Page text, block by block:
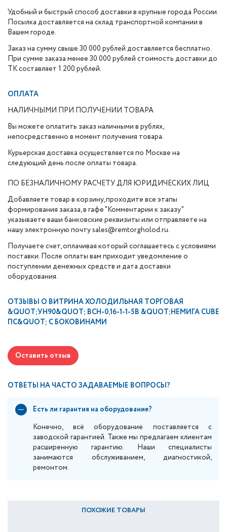
Удобный и быстрый способ доставки в крупные города России.
Посылка доставляется на склад транспортной компании в
Вашем городе.
Заказ на сумму свыше 30 000 рублей доставляется бесплатно.
При сумме заказа менее 30 000 рублей стоимость доставки до
ТК составляет 1 200 рублей.
ОПЛАТА
НАЛИЧНЫМИ ПРИ ПОЛУЧЕНИИ ТОВАРА
Вы можете оплатить заказ наличными в рублях,
непосредственно в момент получения товара.
Курьерская доставка осуществляется по Москве на
следующий день после оплаты товара.
ПО БЕЗНАЛИЧНОМУ РАСЧЕТУ ДЛЯ ЮРИДИЧЕСКИХ ЛИЦ
Добавляете товар в корзину, проходите все этапы
формирования заказа, в гафе "Комментарии к заказу"
указываете ваши банковские реквизиты или отправляете на
нашу электронную почту sales@remtorgholod.ru.
Получаете счет, оплачивая который соглашаетесь с условиями
поставки. После оплаты вам приходит уведомление о
поступлении денежных средств и дата доставки
оборудования.
ОТЗЫВЫ О ВИТРИНА ХОЛОДИЛЬНАЯ ТОРГОВАЯ
&QUOT;УН90&QUOT; ВСН-0,16-1-1-5В &QUOT;НЕМИГА CUBE
ПС&QUOT; С БОКОВИНАМИ
Оставить отзыв
ОТВЕТЫ НА ЧАСТО ЗАДАВАЕМЫЕ ВОПРОСЫ?
Есть ли гарантия на оборудование?
Конечно, всё оборудование поставляется с
заводской гарантией. Также мы предлагаем клиентам
расширенную гарантию. Наши специалисты
занимаются обслуживанием, диагностикой,
ремонтом.
ПОХОЖИЕ ТОВАРЫ